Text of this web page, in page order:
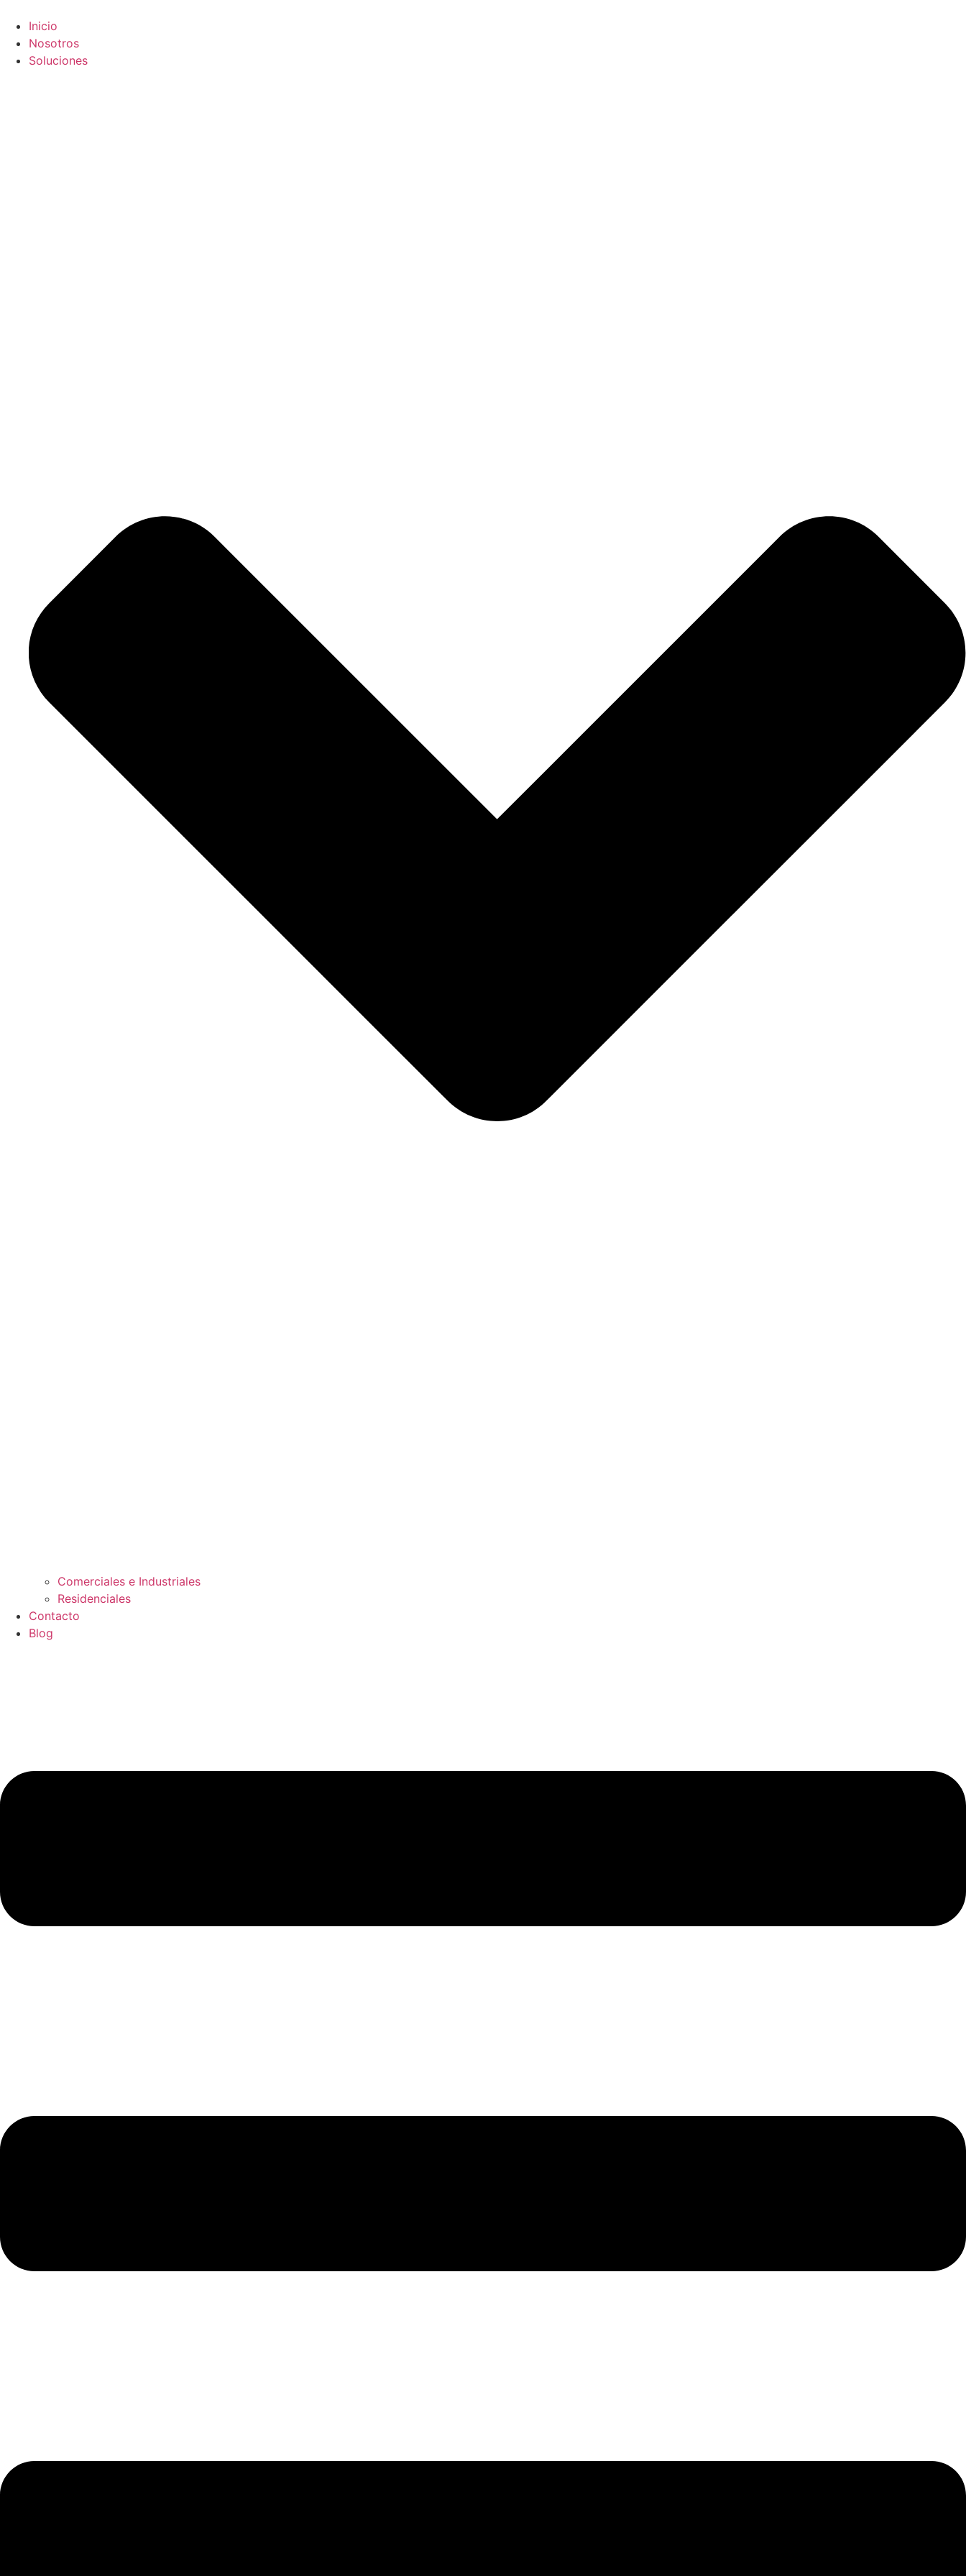
Inicio
Nosotros
Soluciones
Comerciales e Industriales
Residenciales
Contacto
Blog